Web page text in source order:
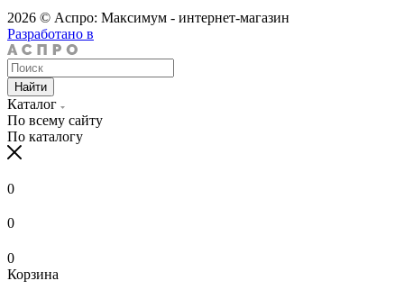
2026 © Аспро: Максимум - интернет-магазин
Разработано в
Найти
Каталог
По всему сайту
По каталогу
0
0
0
Корзина